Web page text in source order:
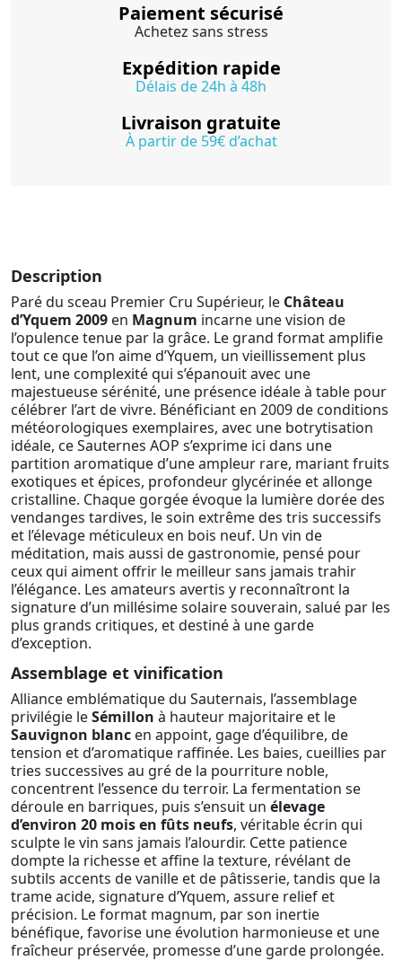
Paiement sécurisé
Achetez sans stress
Expédition rapide
Délais de 24h à 48h
Livraison gratuite
À partir de 59€ d’achat
Description
Paré du sceau Premier Cru Supérieur, le Château
d’Yquem 2009 en Magnum incarne une vision de
l’opulence tenue par la grâce. Le grand format amplifie
tout ce que l’on aime d’Yquem, un vieillissement plus
lent, une complexité qui s’épanouit avec une
majestueuse sérénité, une présence idéale à table pour
célébrer l’art de vivre. Bénéficiant en 2009 de conditions
météorologiques exemplaires, avec une botrytisation
idéale, ce Sauternes AOP s’exprime ici dans une
partition aromatique d’une ampleur rare, mariant fruits
exotiques et épices, profondeur glycérinée et allonge
cristalline. Chaque gorgée évoque la lumière dorée des
vendanges tardives, le soin extrême des tris successifs
et l’élevage méticuleux en bois neuf. Un vin de
méditation, mais aussi de gastronomie, pensé pour
ceux qui aiment offrir le meilleur sans jamais trahir
l’élégance. Les amateurs avertis y reconnaîtront la
signature d’un millésime solaire souverain, salué par les
plus grands critiques, et destiné à une garde
d’exception.
Assemblage et vinification
Alliance emblématique du Sauternais, l’assemblage
privilégie leSémillon à hauteur majoritaire et le
Sauvignon blanc en appoint, gage d’équilibre, de
tension et d’aromatique raffinée. Les baies, cueillies par
tries successives au gré de la pourriture noble,
concentrent l’essence du terroir. La fermentation se
déroule en barriques, puis s’ensuit un élevage
d’environ 20 mois en fûts neufs, véritable écrin qui
sculpte le vin sans jamais l’alourdir. Cette patience
dompte la richesse et affine la texture, révélant de
subtils accents de vanille et de pâtisserie, tandis que la
trame acide, signature d’Yquem, assure relief et
précision. Le format magnum, par son inertie
bénéfique, favorise une évolution harmonieuse et une
fraîcheur préservée, promesse d’une garde prolongée.